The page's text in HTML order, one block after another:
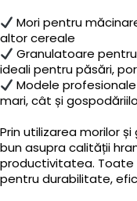
Mori pentru
altor cereale
Granulatoare
ideali pentru păsări,
Modele
mari, cât și
Prin utilizarea morilor
bun asupra calității
productivitatea.
pentru durabilitate,